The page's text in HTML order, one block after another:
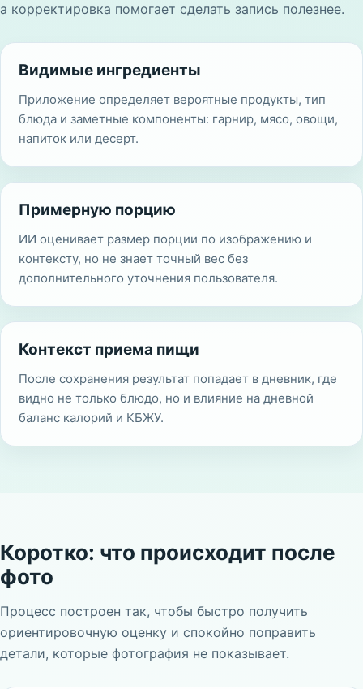
а корректировка помогает сделать запись полезнее.
Видимые ингредиенты
Приложение определяет вероятные продукты, тип
блюда и заметные компоненты: гарнир, мясо, овощи,
напиток или десерт.
Примерную порцию
ИИ оценивает размер порции по изображению и
контексту, но не знает точный вес без
дополнительного уточнения пользователя.
Контекст приема пищи
После сохранения результат попадает в дневник, где
видно не только блюдо, но и влияние на дневной
баланс калорий и КБЖУ.
Коротко: что происходит после
фото
Процесс построен так, чтобы быстро получить
ориентировочную оценку и спокойно поправить
детали, которые фотография не показывает.